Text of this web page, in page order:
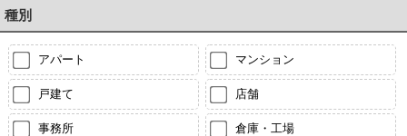
種別
アパート マンション
戸建て 店舗
事務所 倉庫・工場